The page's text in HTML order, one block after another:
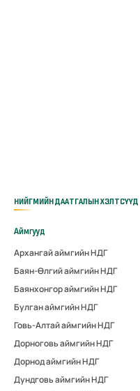
НИЙГМИЙН ДААТГАЛЫН ХЭЛТСҮҮД
Аймгууд
Архангай аймгийн НДГ
Баян-Өлгий аймгийн НДГ
Баянхонгор аймгийн НДГ
Булган аймгийн НДГ
Говь-Алтай аймгийн НДГ
Дорноговь аймгийн НДГ
Дорнод аймгийн НДГ
Дундговь аймгийн НДГ